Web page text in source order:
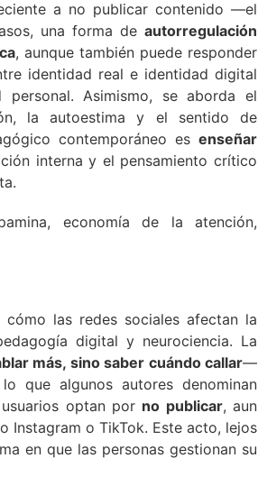
a no publicar contenido —el
una forma de autorregulación
, aunque también puede responder
identidad real e identidad digital
Asimismo, se aborda el
la autoestima y el sentido de
contemporáneo es enseñar
interna y el pensamiento crítico
economía de la atención,
las redes sociales afectan la
digital y neurociencia. La
más, sino saber cuándo callar—
que algunos autores denominan
optan por no publicar, aun
Instagram o TikTok. Este acto, lejos
en que las personas gestionan su